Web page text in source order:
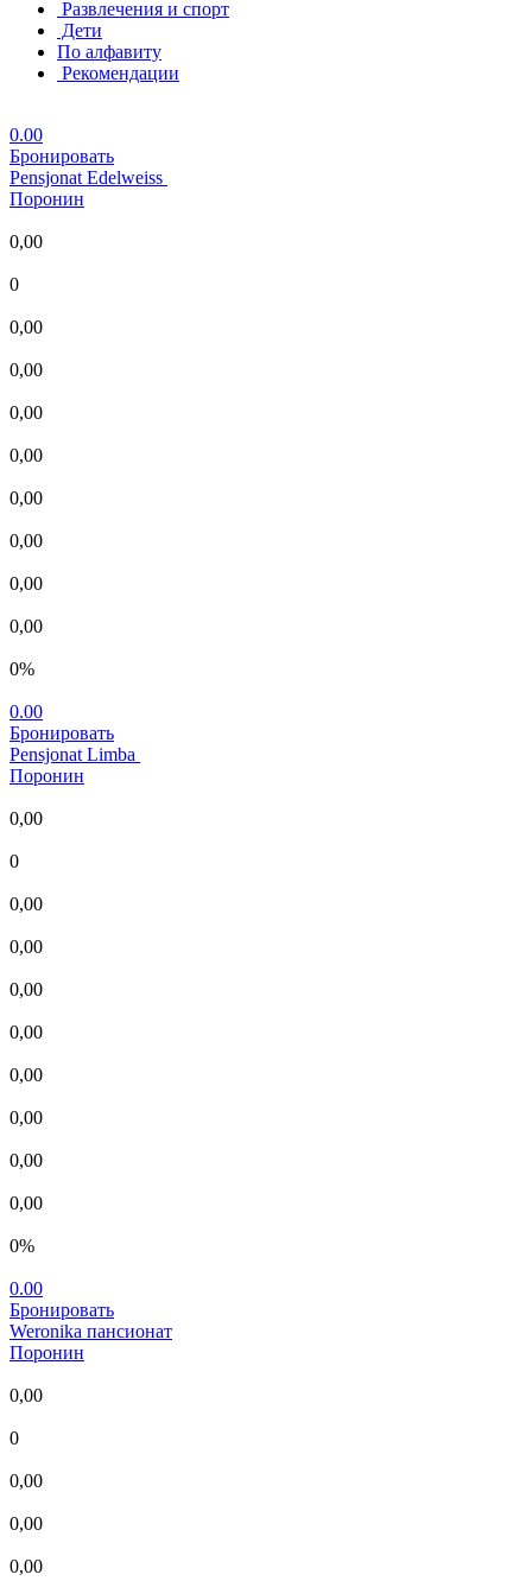
Развлечения и спорт
Дети
По алфавиту
Рекомендации
0.00
Бронировать
Pensjonat Edelweiss
Поронин
0,00
0
0,00
0,00
0,00
0,00
0,00
0,00
0,00
0,00
0%
0.00
Бронировать
Pensjonat Limba
Поронин
0,00
0
0,00
0,00
0,00
0,00
0,00
0,00
0,00
0,00
0%
0.00
Бронировать
Weronika пансионат
Поронин
0,00
0
0,00
0,00
0,00